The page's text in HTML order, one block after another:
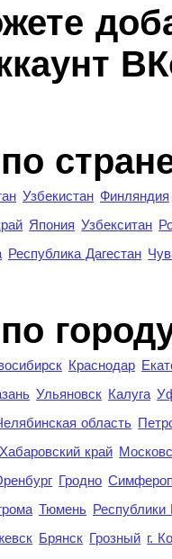
Узбекистан Финляндия
Япония Узбекситан
Республика Дагестан
Краснодар
Ульяновск Калуга
область
Хабаровский край
Гродно
Тюмень Республики
Брянск Грозный г.